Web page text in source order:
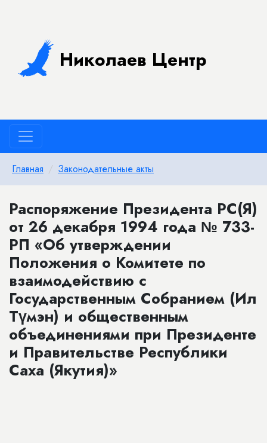
Николаев Центр
Главная Законодательные акты
Распоряжение Президента РС(Я)
от 26 декабря 1994 года № 733-
РП «Об утверждении
Положения о Комитете по
взаимодействию с
Государственным Собранием (Ил
Түмэн) и общественным
объединениями при Президенте
и Правительстве Республики
Саха (Якутия)»